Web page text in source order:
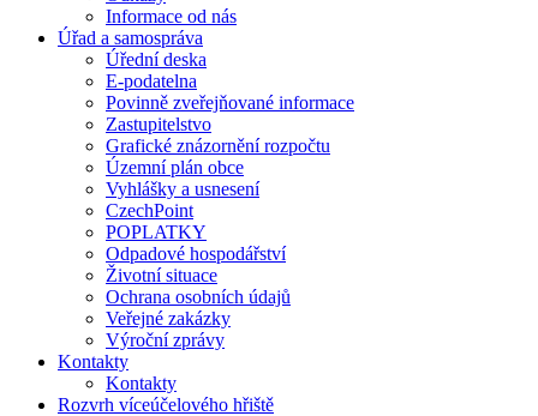
Informace od nás
Úřad a samospráva
Úřední deska
E-podatelna
Povinně zveřejňované informace
Zastupitelstvo
Grafické znázornění rozpočtu
Územní plán obce
Vyhlášky a usnesení
CzechPoint
POPLATKY
Odpadové hospodářství
Životní situace
Ochrana osobních údajů
Veřejné zakázky
Výroční zprávy
Kontakty
Kontakty
Rozvrh víceúčelového hřiště